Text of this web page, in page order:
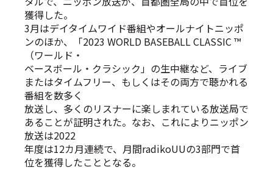
獲得した。
3月はデイタイムワイド番組やオールナイトニッポ
ンのほか、「2023 WORLD BASEBALL CLASSIC ™
（ワールド・
ベースボール・クラシック」の生中継など、ライブ
またはタイムフリー、もしくはその両方で聴かれる
番組を数多く
放送し、多くのリスナーに楽しまれている放送局で
あることが証明された。なお、これによりニッポン
放送は2022
年度は12カ月連続で、月間radikoUUの3部門で首
位を獲得したこととなる。